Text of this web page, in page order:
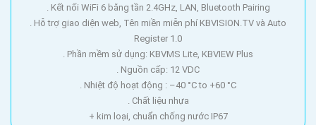
. Kết nối WiFi 6 băng tần 2.4GHz, LAN, Bluetooth Pairing
. Hỗ trợ giao diện web, Tên miền miễn phí KBVISION.TV và Auto
Register 1.0
. Phần mềm sử dụng: KBVMS Lite, KBVIEW Plus
. Nguồn cấp: 12 VDC
. Nhiệt độ hoạt động : –40 °C to +60 °C
. Chất liệu nhựa
+ kim loại, chuẩn chống nước IP67